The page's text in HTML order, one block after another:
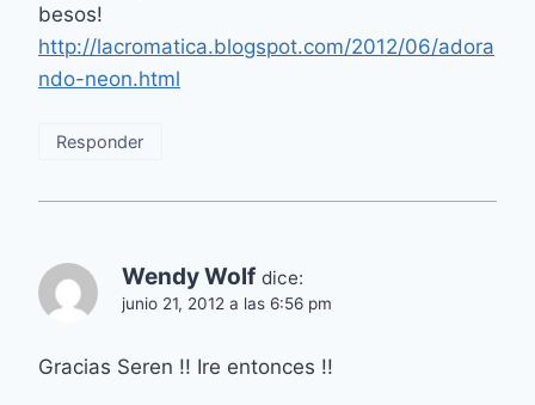
besos!
http://lacromatica.blogspot.com/2012/06/adora
ndo-neon.html
Responder
Wendy Wolf dice:
junio 21, 2012 a las 6:56 pm
Gracias Seren !! Ire entonces !!